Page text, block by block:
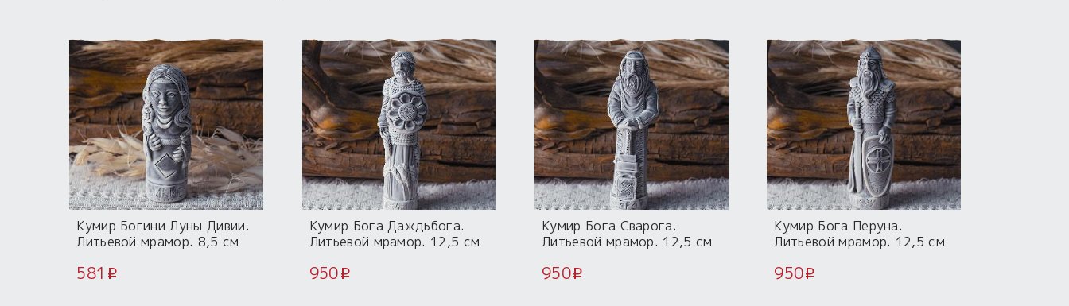
Кумир Богини Луны Дивии.
Литьевой мрамор. 8,5 см
581 i
Кумир Бога Даждьбога.
Литьевой мрамор. 12,5 см
950 i
Кумир Бога Сварога.
Литьевой мрамор. 12,5 см
950i
Кумир Бога Перуна.
Литьевой мрамор. 12,5 см
950i